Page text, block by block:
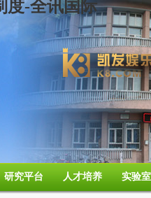
度-全讯国际
研究平台 人才培养 实验